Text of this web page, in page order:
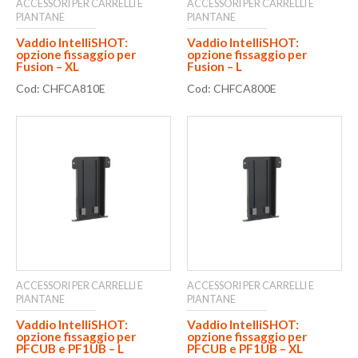
ACCESSORI PER CARRELLI E
PIANTANE
Vaddio IntelliSHOT:
opzione fissaggio per
Fusion – XL
Cod: CHFCA810E
ACCESSORI PER CARRELLI E
PIANTANE
Vaddio IntelliSHOT:
opzione fissaggio per
Fusion – L
Cod: CHFCA800E
ACCESSORI PER CARRELLI E
PIANTANE
Vaddio IntelliSHOT:
opzione fissaggio per
PFCUB e PF1UB – L
ACCESSORI PER CARRELLI E
PIANTANE
Vaddio IntelliSHOT:
opzione fissaggio per
PFCUB e PF1UB – XL